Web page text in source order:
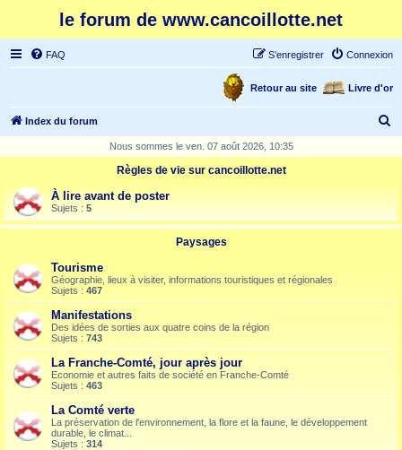
le forum de www.cancoillotte.net
FAQ Connexion
S’enregistrer
Livre d'or
Retour au site
Index du forum
r
Nous sommes le ven. 07 août 2026, 10:35
Règles de vie sur cancoillotte.net
À lire avant de poster
Sujets : 5
Paysages
Tourisme
Géographie, lieux à visiter, informations touristiques et régionales
Sujets : 467
Manifestations
Des idées de sorties aux quatre coins de la région
Sujets : 743
La Franche-Comté, jour après jour
Economie et autres faits de société en Franche-Comté
Sujets : 463
La Comté verte
La préservation de l'environnement, la flore et la faune, le développement
durable, le climat...
Sujets : 314